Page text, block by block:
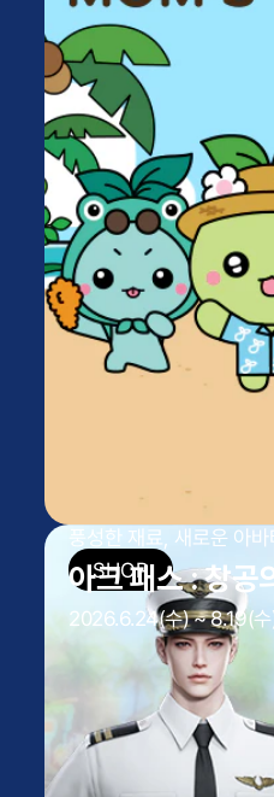
풍성한 재료, 새로운 아바
아크 패스 : 창공
2026.6.24(수) ~ 8.19(수